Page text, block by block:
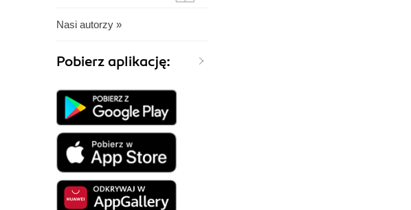
Nasi autorzy »
Pobierz aplikację: